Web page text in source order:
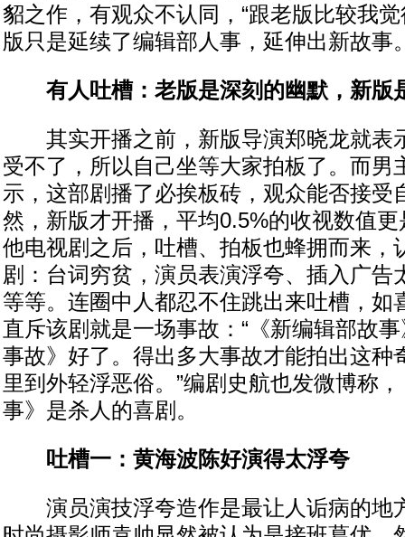
貂之作，有观众不认同，“跟老版比较我
版只是延续了编辑部人事，延伸出新故事
有人吐槽：老版是深刻的幽默，新版
其实开播之前，新版导演郑晓龙就表
受不了，所以自己坐等大家拍板了。而男
示，这部剧播了必挨板砖，观众能否接受
然，新版才开播，平均0.5%的收视数值
他电视剧之后，吐槽、拍板也蜂拥而来，
剧：台词穷贫，演员表演浮夸、插入广告
等等。连圈中人都忍不住跳出来吐槽，如
直斥该剧就是一场事故：“《新编辑部故
事故》好了。得出多大事故才能拍出这种
里到外轻浮恶俗。”编剧史航也发微博称
事》是杀人的喜剧。
吐槽一：黄海波陈好演得太浮夸
演员演技浮夸造作是最让人诟病的地